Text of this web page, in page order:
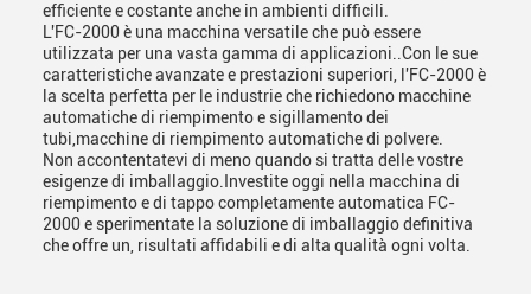
efficiente e costante anche in ambienti difficili.
L'FC-2000 è una macchina versatile che può essere
utilizzata per una vasta gamma di applicazioni..Con le sue
caratteristiche avanzate e prestazioni superiori, l'FC-2000 è
la scelta perfetta per le industrie che richiedono macchine
automatiche di riempimento e sigillamento dei
tubi,macchine di riempimento automatiche di polvere.
Non accontentatevi di meno quando si tratta delle vostre
esigenze di imballaggio.Investite oggi nella macchina di
riempimento e di tappo completamente automatica FC-
2000 e sperimentate la soluzione di imballaggio definitiva
che offre un, risultati affidabili e di alta qualità ogni volta.